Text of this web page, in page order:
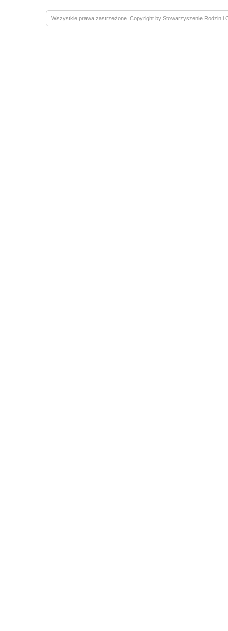
Wszystkie prawa zastrzeżone. Copyright by Stowarzyszenie Rodzin i